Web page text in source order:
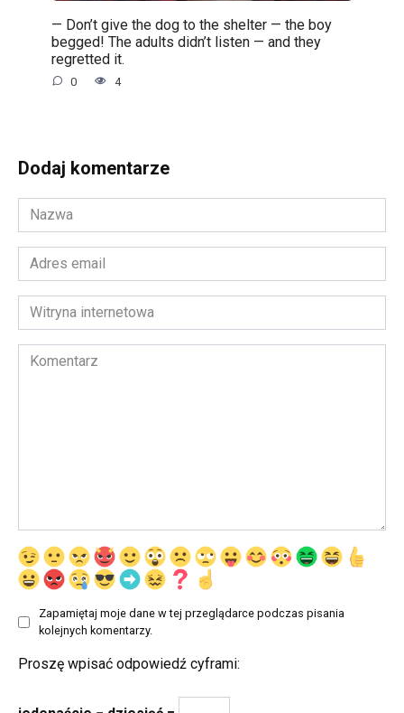
— Don’t give the dog to the shelter — the boy
begged! The adults didn’t listen — and they
regretted it.
0 4
Dodaj komentarze
Nazwa
*
Adres
email
*Witryna
internetowa
Komentarz
Zapamiętaj moje dane w tej przeglądarce podczas pisania
kolejnych komentarzy.
Proszę wpisać odpowiedź cyframi: